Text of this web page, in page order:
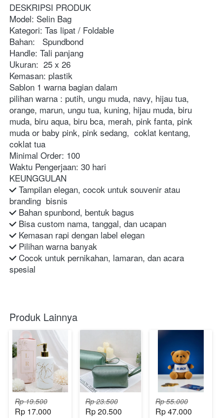
DESKRIPSI PRODUK
Model: Selin Bag
Kategori: Tas lipat / Foldable
Bahan:   Spundbond
Handle: Tali panjang
Ukuran:  25 x 26
Kemasan: plastik
Sablon 1 warna bagian dalam
pilihan warna : putih, ungu muda, navy, hijau tua,
orange, marun, ungu tua, kuning, hijau muda, biru
muda, biru aqua, biru bca, merah, pink fanta, pink
muda or baby pink, pink sedang,  coklat kentang,
coklat tua
Minimal Order: 100
Waktu Pengerjaan: 30 hari
KEUNGGULAN
Tampilan elegan, cocok untuk souvenir atau
branding  bisnis
Bahan spunbond, bentuk bagus
Bisa custom nama, tanggal, dan ucapan
Kemasan rapi dengan label elegan
Pilihan warna banyak
Cocok untuk pernikahan, lamaran, dan acara
spesial
Produk Lainnya
Rp 19.500
Rp 17.000
Rp 23.500
Rp 20.500
Rp 55.000
Rp 47.000